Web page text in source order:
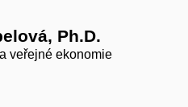
Ph.D.
veřejné ekonomie